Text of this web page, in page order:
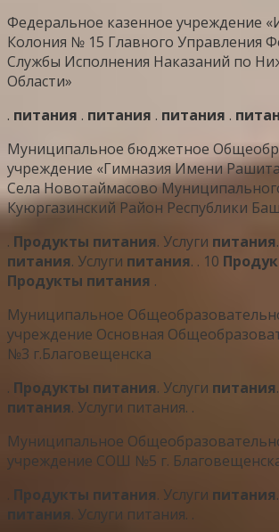
Федеральное казенное учреждение
Колония № 15 Главного Управления
Службы Исполнения Наказаний по
Области»
. питания . питания . питания .
Муниципальное бюджетное
учреждение «Гимназия Имени
Села Новотаймасово
Куюргазинский Район Республики
. Продукты питания. Услуги питания
питания. Услуги питания. . 10
Продукты питания .
Муниципальное
учреждение Основная
№3 г.Благовещенска
. Продукты питания. Услуги питания
питания. Услуги питания. .
Муниципальное
учреждение СОШ №5 г.
. Продукты питания. Услуги питания
питания. Услуги питания. .